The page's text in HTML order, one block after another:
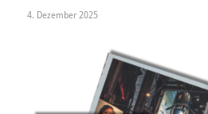
4. Dezember 2025